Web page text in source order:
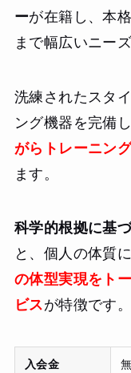
ーが在籍し、本
まで幅広いニー
洗練されたスタ
ング機器を完備し
がらトレーニン
ます。
科学的根拠に基
と、個人の体質
の体型実現をト
ビスが特徴です。
入会金